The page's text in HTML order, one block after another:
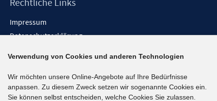
Impressum
Datenschutzerklärung
Barrieren melden
Social-Media-Kanäle
Verwendung von Cookies und anderen Technologien
Wir möchten unsere Online-Angebote auf Ihre Bedürfnisse
anpassen. Zu diesem Zweck setzen wir sogenannte Cookies ein.
Sie können selbst entscheiden, welche Cookies Sie zulassen.